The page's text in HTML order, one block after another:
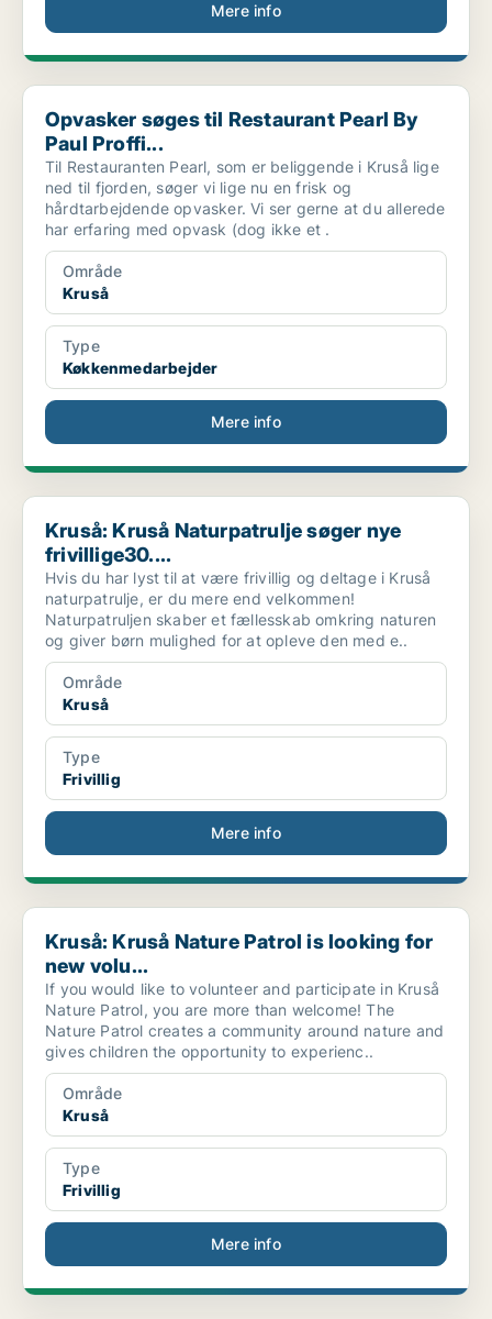
Mere info
Opvasker søges til Restaurant Pearl By Paul Proffi...
Opvasker søges til Restaurant Pearl By
Paul Proffi...
Til Restauranten Pearl, som er beliggende i Kruså lige
ned til fjorden, søger vi lige nu en frisk og
hårdtarbejdende opvasker. Vi ser gerne at du allerede
har erfaring med opvask (dog ikke et .
Område
Kruså
Type
Køkkenmedarbejder
Mere info
Kruså: Kruså Naturpatrulje søger nye frivillige30....
Kruså: Kruså Naturpatrulje søger nye
frivillige30....
Hvis du har lyst til at være frivillig og deltage i Kruså
naturpatrulje, er du mere end velkommen!
Naturpatruljen skaber et fællesskab omkring naturen
og giver børn mulighed for at opleve den med e..
Område
Kruså
Type
Frivillig
Mere info
Kruså: Kruså Nature Patrol is looking for new volu...
Kruså: Kruså Nature Patrol is looking for
new volu...
If you would like to volunteer and participate in Kruså
Nature Patrol, you are more than welcome! The
Nature Patrol creates a community around nature and
gives children the opportunity to experienc..
Område
Kruså
Type
Frivillig
Mere info